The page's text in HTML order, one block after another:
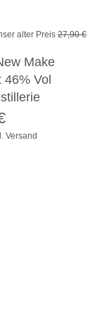
alter Preis 27,90 €
Make
46% Vol
Versand